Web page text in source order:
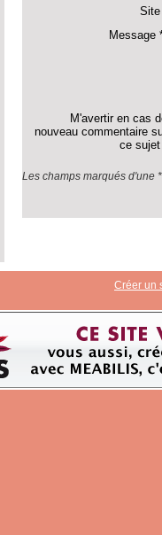
Message
M'avertir en cas
nouveau commentaire
ce
Les champs marqués d'une
Créer un